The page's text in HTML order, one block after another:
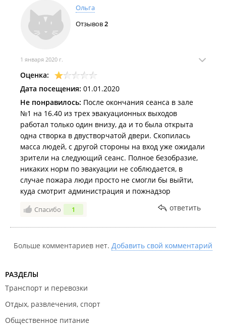
Ольга
Отзывов2
1 января 2020 г.
Оценка:
Дата посещения: 01.01.2020
Не понравилось: После окончания сеанса в зале
№1 на 16.40 из трех эвакуационных выходов
работал только один внизу, да и то была открыта
одна створка в двустворчатой двери. Скопилась
масса людей, с другой стороны на вход уже ожидали
зрители на следующий сеанс. Полное безобразие,
никаких норм по эвакуации не соблюдается, в
случае пожара люди просто не смогли бы выйти,
куда смотрит администрация и пожнадзор
Спасибо 1 ответить
Больше комментариев нет. Добавить свой комментарий
РАЗДЕЛЫ
Транспорт и перевозки
Отдых, развлечения, спорт
Общественное питание